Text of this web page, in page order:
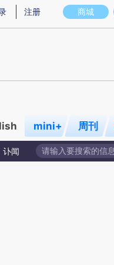
意图存在偏差。不代表财新观
商城
注册
mini+ 周刊
讣闻